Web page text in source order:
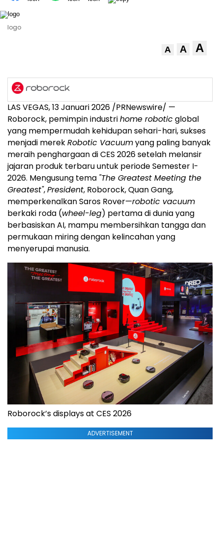
logo
A A A
LAS VEGAS, 13 Januari 2026 /PRNewswire/ —
Roborock, pemimpin industrihome roboticglobal
yang mempermudah kehidupan sehari-hari, sukses
menjadi merekRobotic Vacuumyang paling banyak
meraih penghargaan di CES 2026 setelah melansir
jajaran produk terbaru untuk periode Semester I-
2026. Mengusung tema "The Greatest Meeting the
Greatest",President, Roborock, Quan Gang,
memperkenalkan Saros Rover—robotic vacuum
berkaki roda (wheel-leg) pertama di dunia yang
berbasiskan AI, mampu membersihkan tangga dan
permukaan miring dengan kelincahan yang
menyerupai manusia.
Roborock’s displays at CES 2026
ADVERTISEMENT